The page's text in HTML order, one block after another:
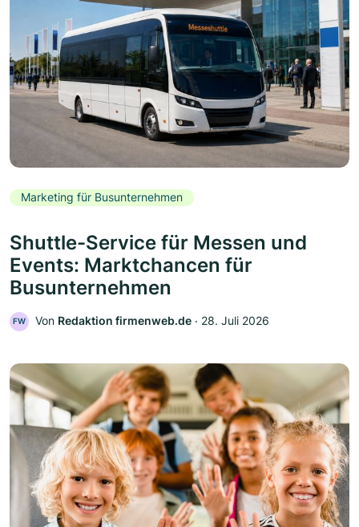
Marketing für Busunternehmen
Shuttle-Service für Messen und
Events: Marktchancen für
Busunternehmen
FW Von Redaktion firmenweb.de ‧ 28. Juli 2026